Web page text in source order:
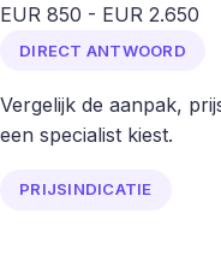
EUR 850 - EUR 2.650
DIRECT ANTWOORD
Vergelijk de aanpak,
een specialist kiest.
PRIJSINDICATIE